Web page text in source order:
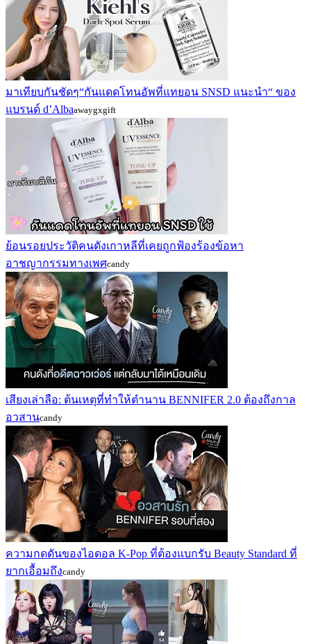
มาเทียบกันชัดๆ“กันแดดโทนอัพที่แทยอน SNSD แนะนำ“ ของ
แบรนด์ d’Albaawaygxgift
ย้อนรอยประวัติคนดังเกาหลีที่เคยถูกฟ้องร้องข้อหา
อาชญากรรมทางเพศcandy
เสียงเล่าลือ: ต้นเหตุที่ทำให้ตำนาน BENNIFER 2.0 ต้องถึงกาล
อวสานcandy
ความกดดันของไอดอล K-Pop ที่ต้องแบกรับ Beauty Standard ที่
ยากเอื้อมถึงcandy